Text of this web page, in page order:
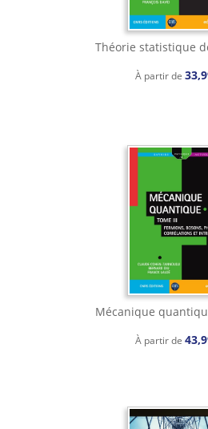
Théorie statistique
À partir de
Mécanique
À partir de